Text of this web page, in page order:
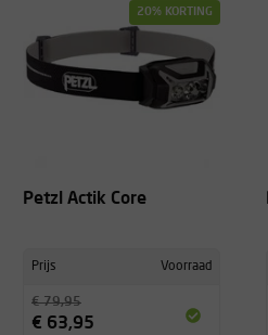
20% KORTING
Petzl Actik Core
Prijs Voorraad
€ 79,95
€ 63,95